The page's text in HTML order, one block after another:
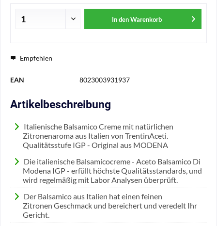
In den Warenkorb
Empfehlen
EAN 8023003931937
Artikelbeschreibung
Italienische Balsamico Creme mit natürlichen
Zitronenaroma aus Italien von TrentinAceti.
Qualitätsstufe IGP - Original aus MODENA
Die italienische Balsamicocreme - Aceto Balsamico Di
Modena IGP - erfüllt höchste Qualitätsstandards, und
wird regelmäßig mit Labor Analysen überprüft.
Der Balsamico aus Italien hat einen feinen
Zitronen Geschmack und bereichert und veredelt Ihr
Gericht.